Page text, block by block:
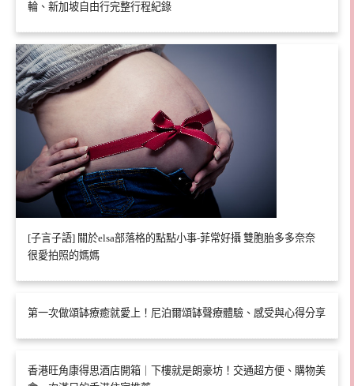
輪、新加坡自由行完整行程紀錄
[子言子語] 關於elsa部落格的點點小事-菲常好攝 雙胞胎多多奈奈
很愛拍照的媽媽
第一次做頌缽療癒就愛上！尼泊爾頌缽聲療體驗、感受與心得分享
香港旺角康得思酒店開箱｜下樓就是朗豪坊！交通超方便、購物美